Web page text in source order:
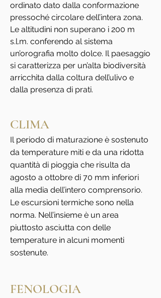
ordinato dato dalla conformazione
pressoché circolare dell’intera zona.
Le altitudini non superano i 200 m
s.l.m. conferendo al sistema
un’orografia molto dolce. Il paesaggio
si caratterizza per un’alta biodiversità
arricchita dalla coltura dell’ulivo e
dalla presenza di prati.
CLIMA
Il periodo di maturazione è sostenuto
da temperature miti e da una ridotta
quantità di pioggia che risulta da
agosto a ottobre di 70 mm inferiori
alla media dell’intero comprensorio.
Le escursioni termiche sono nella
norma. Nell’insieme è un area
piuttosto asciutta con delle
temperature in alcuni momenti
sostenute.
FENOLOGIA